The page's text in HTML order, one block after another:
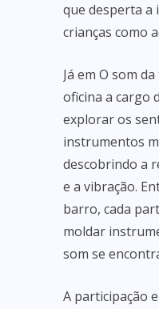
que desperta a
crianças como
Já em O som
oficina a cargo
explorar os
instrumentos
descobrindo a
e a vibração.
barro, cada
moldar
som se
A participação